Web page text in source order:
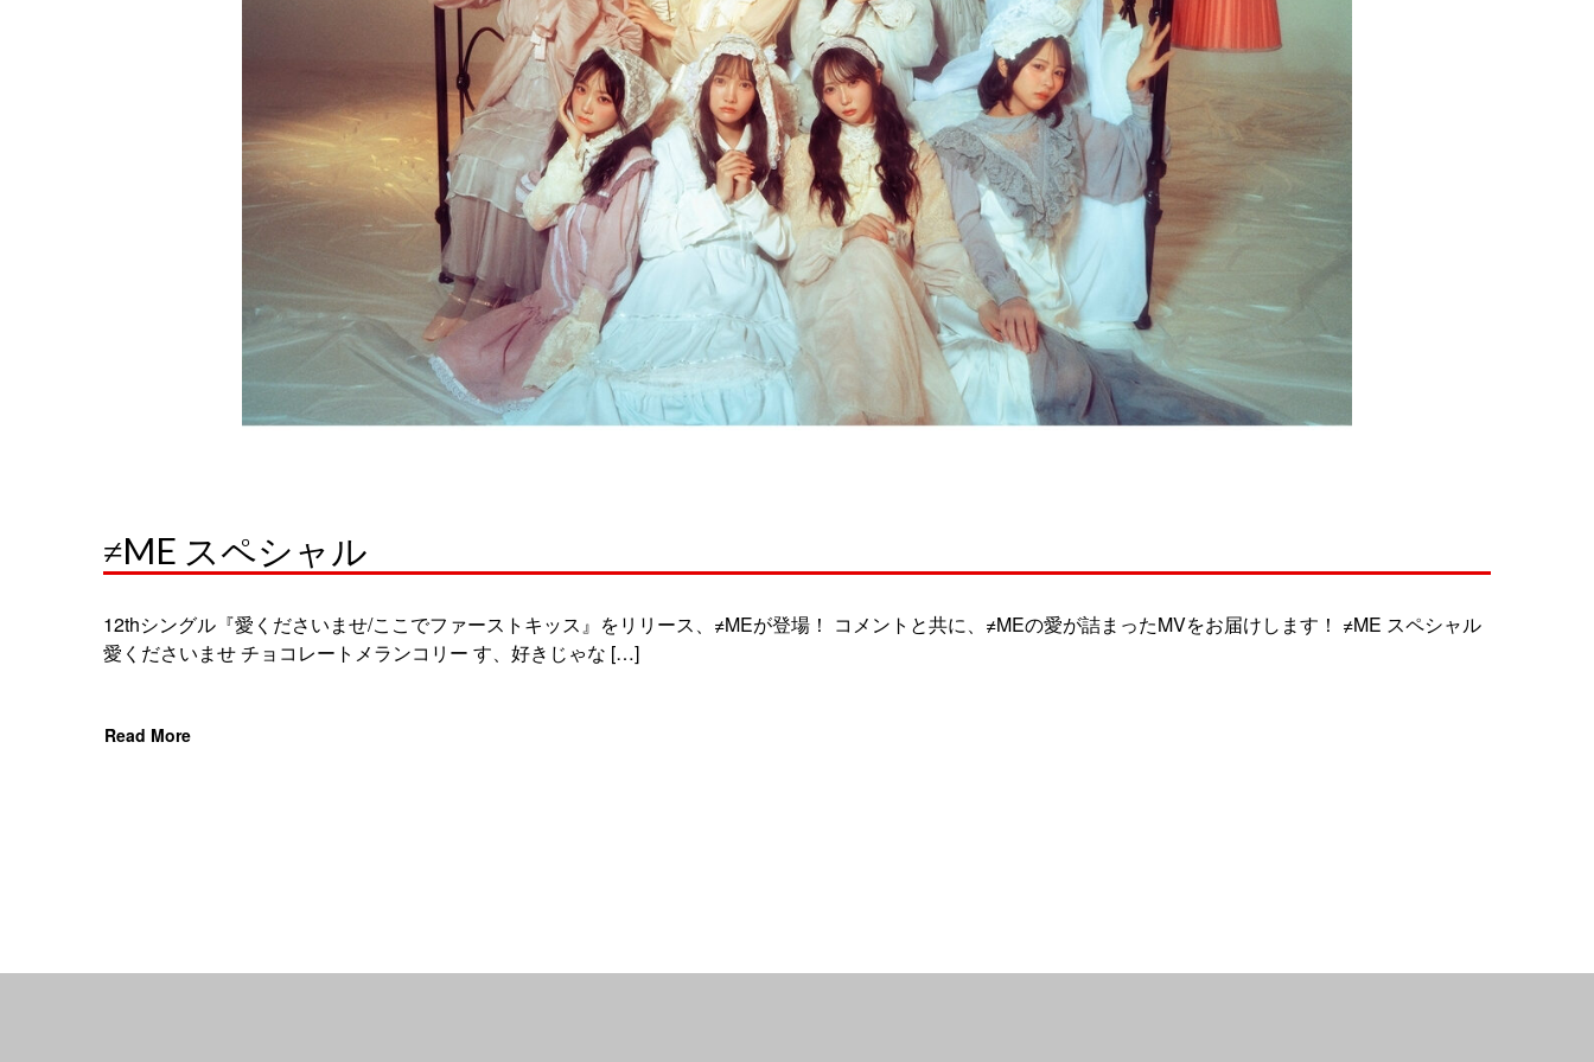
≠ME スペシャル
12thシングル『愛くださいませ/ここでファーストキッス』をリリース、≠MEが登場！ コメントと共に、≠MEの愛が詰まったMVをお届けします！ ≠ME スペシャル
愛くださいませ チョコレートメランコリー す、好きじゃな […]
Read More